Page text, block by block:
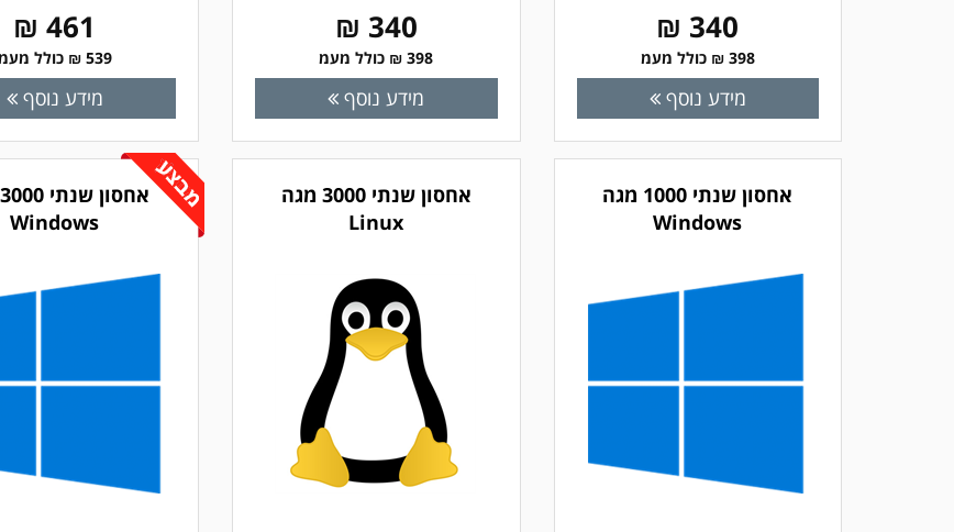
340 ₪
398 ₪ כולל מעמ
מידע נוסף
340 ₪
398 ₪ כולל מעמ
מידע נוסף
461 ₪
539 ₪ כולל מעמ
מידע נוסף
אחסון שנתי 1000 מגה
Windows
אחסון שנתי 3000 מגה
Linux
Windows